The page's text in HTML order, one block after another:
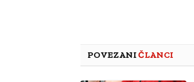
POVEZANIČLANCI